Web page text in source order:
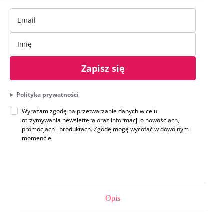
Zapisz się
Polityka prywatności
Wyrażam zgodę na przetwarzanie danych w celu
otrzymywania newslettera oraz informacji o nowościach,
promocjach i produktach. Zgodę mogę wycofać w dowolnym
momencie
Opis